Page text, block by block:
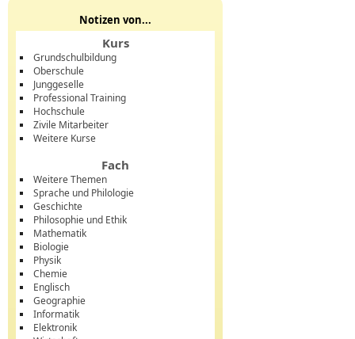
Notizen von...
Kurs
Grundschulbildung
Oberschule
Junggeselle
Professional Training
Hochschule
Zivile Mitarbeiter
Weitere Kurse
Fach
Weitere Themen
Sprache und Philologie
Geschichte
Philosophie und Ethik
Mathematik
Biologie
Physik
Chemie
Englisch
Geographie
Informatik
Elektronik